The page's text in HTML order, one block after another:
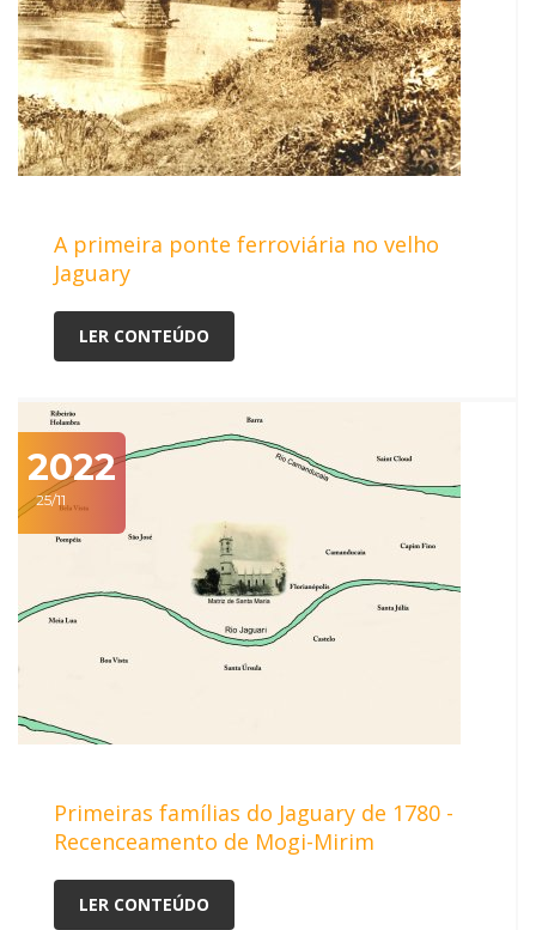
A primeira ponte ferroviária no velho
Jaguary
LER CONTEÚDO
2022
25/11
Primeiras famílias do Jaguary de 1780 -
Recenceamento de Mogi-Mirim
LER CONTEÚDO